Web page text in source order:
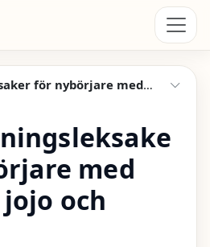
med kläckägg, jojo, mammut
med
och